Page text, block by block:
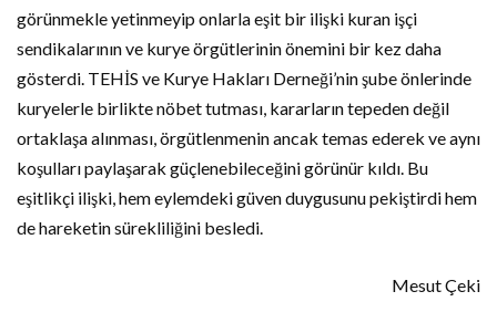
görünmekle yetinmeyip onlarla eşit bir ilişki kuran işçi
sendikalarının ve kurye örgütlerinin önemini bir kez daha
gösterdi. TEHİS ve Kurye Hakları Derneği’nin şube önlerinde
kuryelerle birlikte nöbet tutması, kararların tepeden değil
ortaklaşa alınması, örgütlenmenin ancak temas ederek ve aynı
koşulları paylaşarak güçlenebileceğini görünür kıldı. Bu
eşitlikçi ilişki, hem eylemdeki güven duygusunu pekiştirdi hem
de hareketin sürekliliğini besledi.
Mesut Çeki